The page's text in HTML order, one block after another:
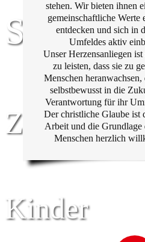
Stern im
Zentrum
Kinder
stehen. Wir bieten ihnen
gemeinschaftliche Werte
entdecken und sich in
Umfeldes aktiv
Unser Herzensanliegen
zu leisten, dass sie zu
Menschen
selbstbewusst in die
Verantwortung für ihr
Der christliche Glaube ist
Arbeit und die Grundlage
Menschen herzlich